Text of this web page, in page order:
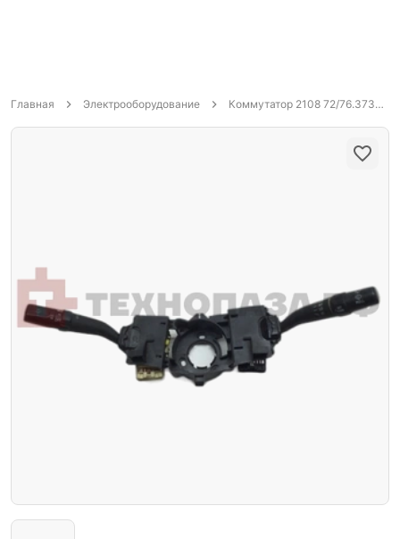
Главная Электрооборудование Коммутатор 2108 72/76.3734/133.3774/3620.3734 6 клемм